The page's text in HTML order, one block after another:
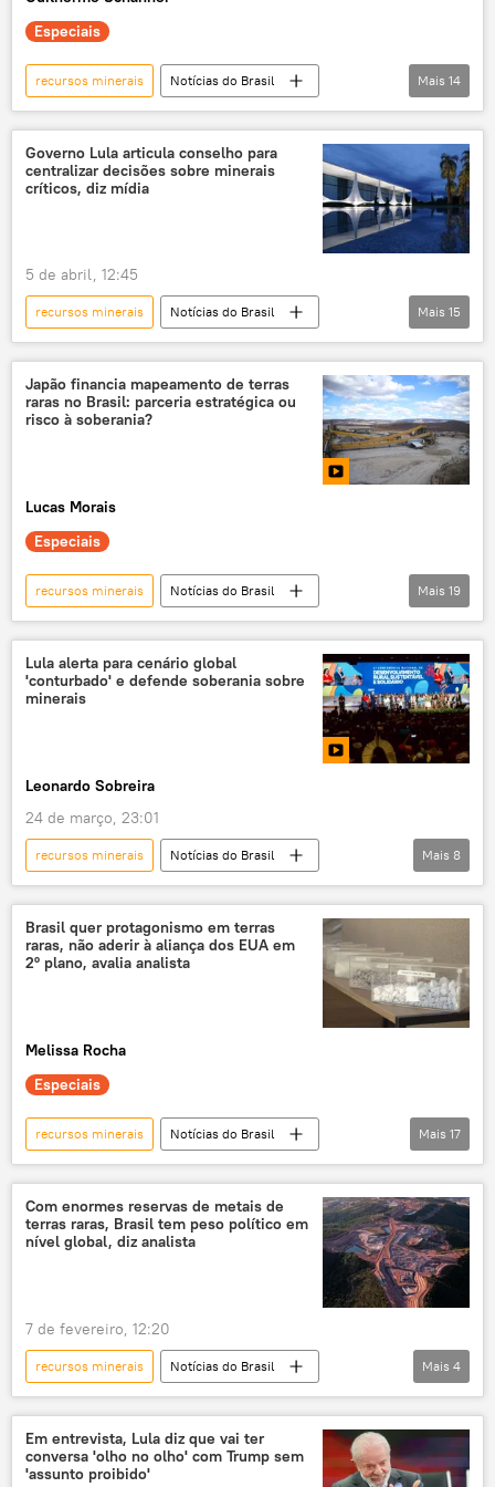
empresas estrangeiras
Especiais
recursos minerais
Notícias do Brasil
Brasil
China
Estados Unidos
EUA
Europa
transição energética
tecnologia
meio ambiente
Mais 14
Governo Lula articula conselho para
centralizar decisões sobre minerais
críticos, diz mídia
5 de abril, 12:45
recursos minerais
Notícias do Brasil
Américas
Brasil
América Latina
EUA
Goiás
Estados Unidos
Washington
Celso Amorim
União
minerais
Poder360
Mais 15
Japão financia mapeamento de terras
raras no Brasil: parceria estratégica ou
risco à soberania?
Lucas Morais
Especiais
recursos minerais
Notícias do Brasil
Luiz Inácio Lula da Silva
Brasil
Japão
China
Banco Interamericano de Desenvolvimento
soberania
indústria nacional
Bahia
Minas Gerais
Vale do Jequitinhonha
vídeo
Mais 19
Lula alerta para cenário global
'conturbado' e defende soberania sobre
minerais
Leonardo Sobreira
24 de março, 23:01
recursos minerais
Notícias do Brasil
Luiz Inácio Lula da Silva
Brasil
Brasília
PT
metais de terras raras
terras
terras raras
Mais 8
Brasil quer protagonismo em terras
raras, não aderir à aliança dos EUA em
2º plano, avalia analista
Melissa Rocha
Especiais
recursos minerais
Notícias do Brasil
Brasil
Américas
Rússia
Luiz Inácio Lula da Silva
Washington
China
Telegram
aliança
EUA
Estados Unidos
coalizão
Donald Trump Europa
Mais 17
Com enormes reservas de metais de
terras raras, Brasil tem peso político em
nível global, diz analista
7 de fevereiro, 12:20
recursos minerais
Notícias do Brasil
Brasil
China
metais de terras raras
minerais
líderes mundiais
Mais 4
Em entrevista, Lula diz que vai ter
conversa 'olho no olho' com Trump sem
'assunto proibido'